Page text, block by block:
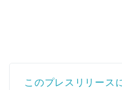
このプレスリリース